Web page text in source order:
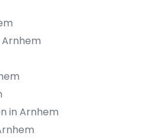
in Arnhem